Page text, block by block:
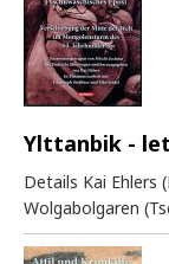
Ylttanbik -
Details Kai Ehlers
Wolgabolgaren